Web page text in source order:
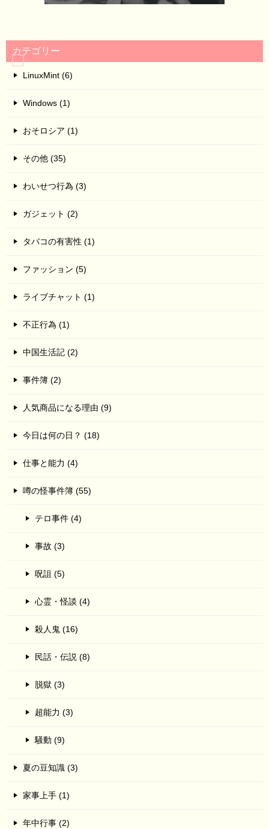
カテゴリー
LinuxMint (6)
Windows (1)
おそロシア (1)
その他 (35)
わいせつ行為 (3)
ガジェット (2)
タバコの有害性 (1)
ファッション (5)
ライブチャット (1)
不正行為 (1)
中国生活記 (2)
事件簿 (2)
人気商品になる理由 (9)
今日は何の日？ (18)
仕事と能力 (4)
噂の怪事件簿 (55)
テロ事件 (4)
事故 (3)
呪詛 (5)
心霊・怪談 (4)
殺人鬼 (16)
民話・伝説 (8)
脱獄 (3)
超能力 (3)
騒動 (9)
夏の豆知識 (3)
家事上手 (1)
年中行事 (2)